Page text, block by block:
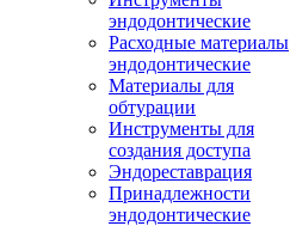
эндодонтические
Расходные материалы
эндодонтические
Материалы для
обтурации
Инструменты для
создания доступа
Эндореставрация
Принадлежности
эндодонтические